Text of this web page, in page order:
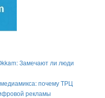
Замечают ли люди
почему ТРЦ
рекламы